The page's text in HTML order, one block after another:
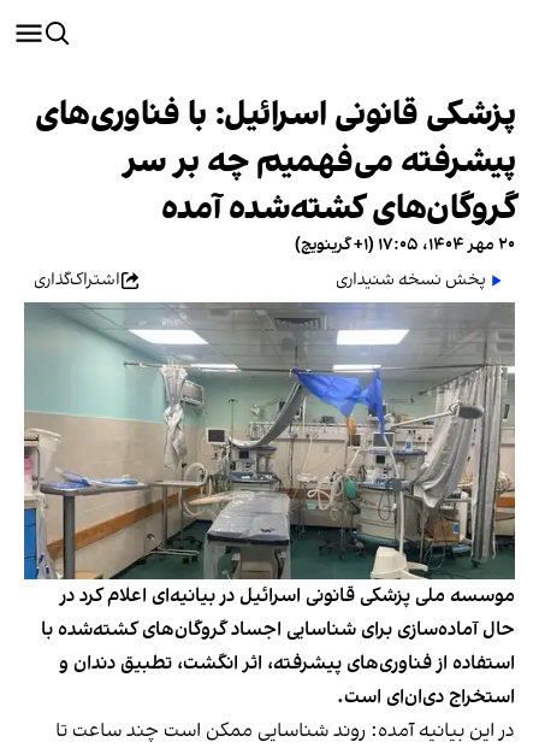
پزشکی قانونی اسرائیل: با فناوری‌های
پیشرفته می‌فهمیم چه بر سر
گروگان‌های کشته‌شده آمده
۲۰ مهر ۱۴۰۴، ۱۷:۰۵ (‎+۱ گرینویچ)
پخش نسخه شنیداری
اشتراک‌گذاری
موسسه ملی پزشکی قانونی اسرائیل در بیانیه‌ای اعلام کرد در
حال آماده‌سازی برای شناسایی اجساد گروگان‌های کشته‌شده با
استفاده از فناوری‌های پیشرفته، اثر انگشت، تطبیق دندان و
استخراج دی‌ان‌ای است.
در این بیانیه آمده: روند شناسایی ممکن است چند ساعت تا